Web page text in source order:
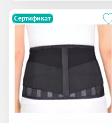
Сертификат